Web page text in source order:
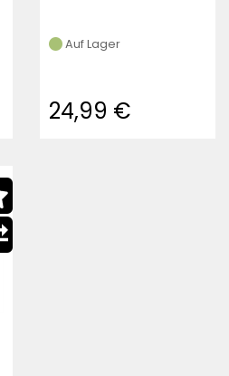
Auf Lager
24,99 €